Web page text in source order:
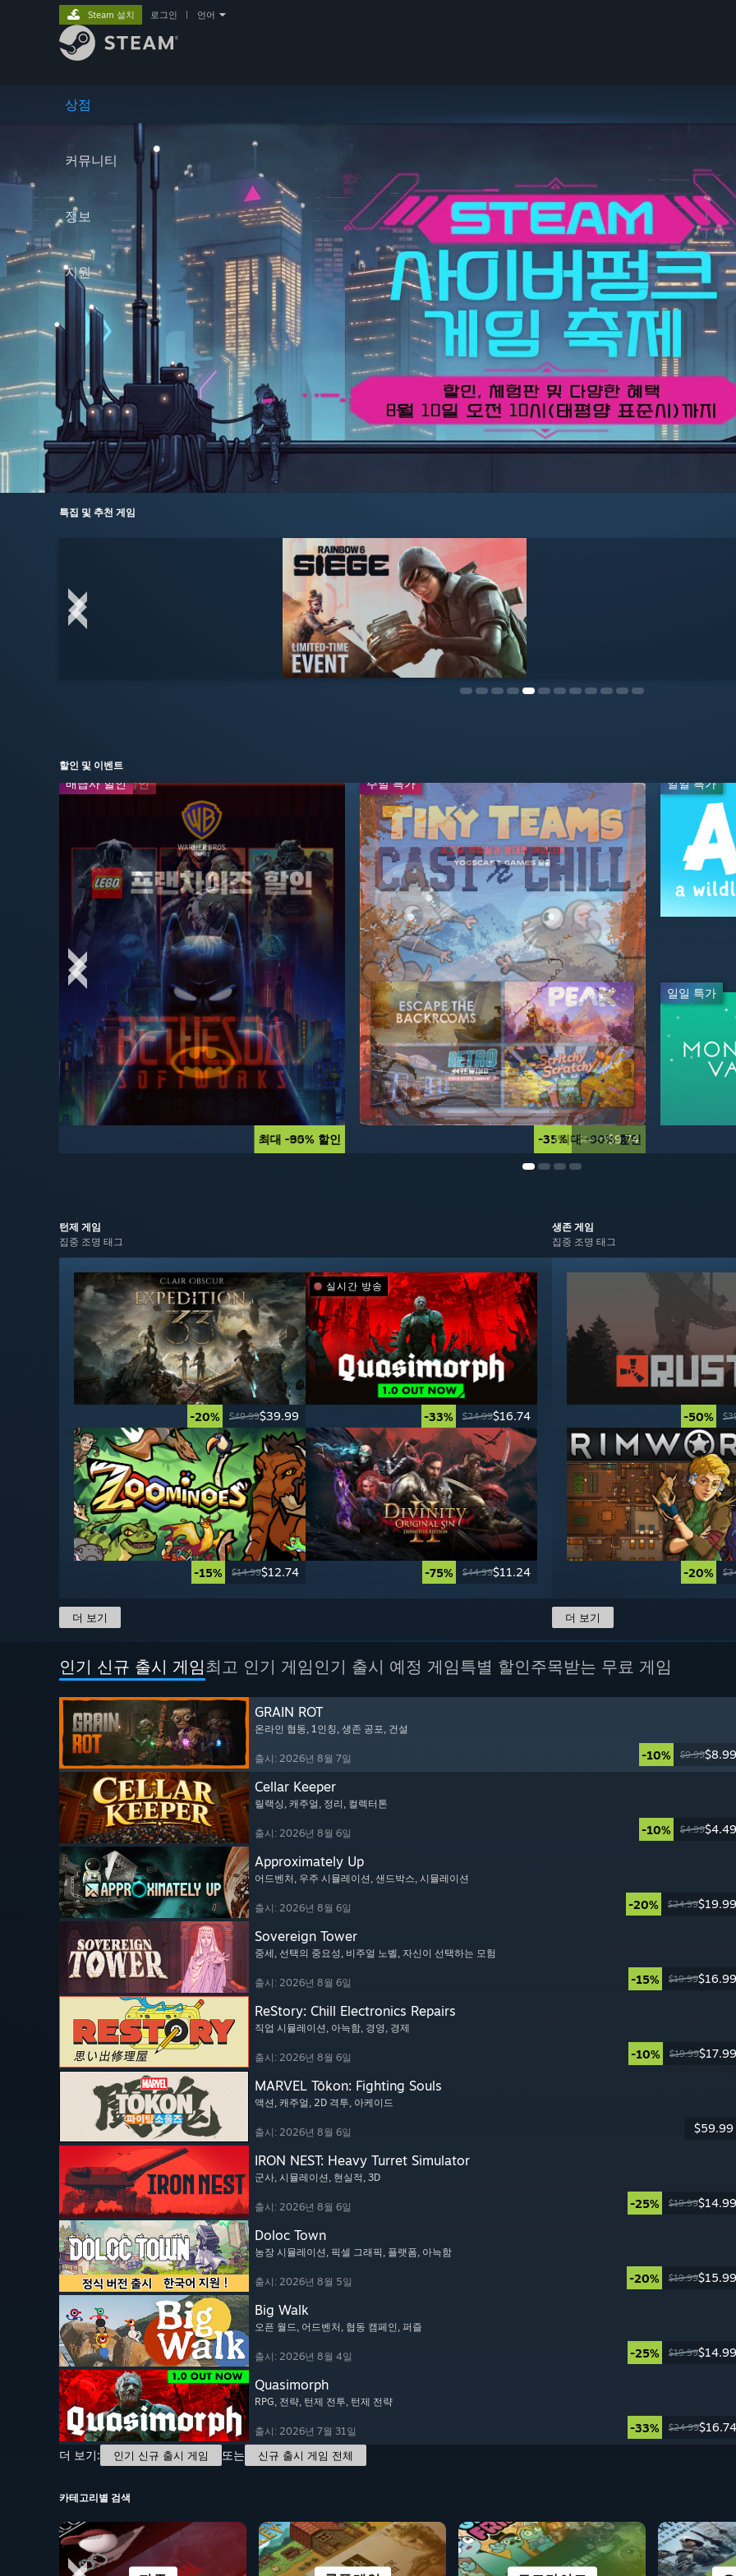
상점
커뮤니티
정보
지원
Steam 설치 로그인 언어
특집 및 추천 게임
할인 및 이벤트
배급사 할인
최대 -85% 할인
주말 특가
-35% $14.99$9.74
일일 특가
일일 특가
프랜차이즈 할인
최대 -90% 할인
주말 특가
최대 -90% 할인
일일 특가
일일 특가
주말 특가
최대 -75% 할인
-70% $59.99$17.99
-95% $49.99$2.49
실시간 방송
-50%
-65% $39.99$13.99
-20% $9.99$7.99
실시간 방송
-20% $24.99$19.99
턴제 게임
집중 조명 태그
-20% $49.99$39.99 -33% $24.99$16.74
실시간 방송
-15% $14.99$12.74 -75% $44.99$11.24
더 보기
생존 게임
집중 조명 태그
-50%
-20%
더 보기
인기 신규 출시 게임최고 인기 게임 인기 출시 예정 게임특별 할인주목받는 무료 게임
GRAIN ROT
온라인 협동, 1인칭, 생존 공포, 건설
출시: 2026년 8월 7일 -10% $9.99$8.99
Cellar Keeper
릴랙싱, 캐주얼, 정리 , 컬렉터톤
출시: 2026년 8월 6일 -10% $4.99$4.49
Approximately Up
어드벤처 , 우주 시뮬레이션, 샌드박스, 시뮬레이션
출시: 2026년 8월 6일 -20% $24.99$19.99
Sovereign Tower
중세, 선택의 중요성, 비주얼 노벨, 자신이 선택하는 모험
출시: 2026년 8월 6일 -15% $19.99$16.99
ReStory: Chill Electronics Repairs
직업 시뮬레이션, 아늑함, 경영, 경제
출시: 2026년 8월 6일 -10% $19.99$17.99
MARVEL Tōkon: Fighting Souls
액션 , 캐주얼 , 2D 격투, 아케이드
출시: 2026년 8월 6일 $59.99
IRON NEST: Heavy Turret Simulator
군사, 시뮬레이션 , 현실적 , 3D
출시: 2026년 8월 6일 -25% $19.99$14.99
Doloc Town
농장 시뮬레이션 , 픽셀 그래픽 , 플랫폼, 아늑함
출시: 2026년 8월 5일 -20% $19.99$15.99
Big Walk
오픈 월드, 어드벤처 , 협동 캠페인 , 퍼즐
출시: 2026년 8월 4일 -25% $19.99$14.99
Quasimorph
RPG, 전략, 턴제 전투, 턴제 전략
출시: 2026년 7월 31일 -33% $24.99$16.74
더 보기:
인기 신규 출시 게임 또는 신규 출시 게임 전체
카테고리별 검색